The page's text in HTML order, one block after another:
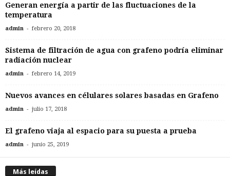
Generan energía a partir de las fluctuaciones de la
temperatura
admin - febrero 20, 2018
Sistema de filtración de agua con grafeno podría eliminar
radiación nuclear
admin - febrero 14, 2019
Nuevos avances en célulares solares basadas en Grafeno
admin - julio 17, 2018
El grafeno viaja al espacio para su puesta a prueba
admin - junio 25, 2019
Más leídas